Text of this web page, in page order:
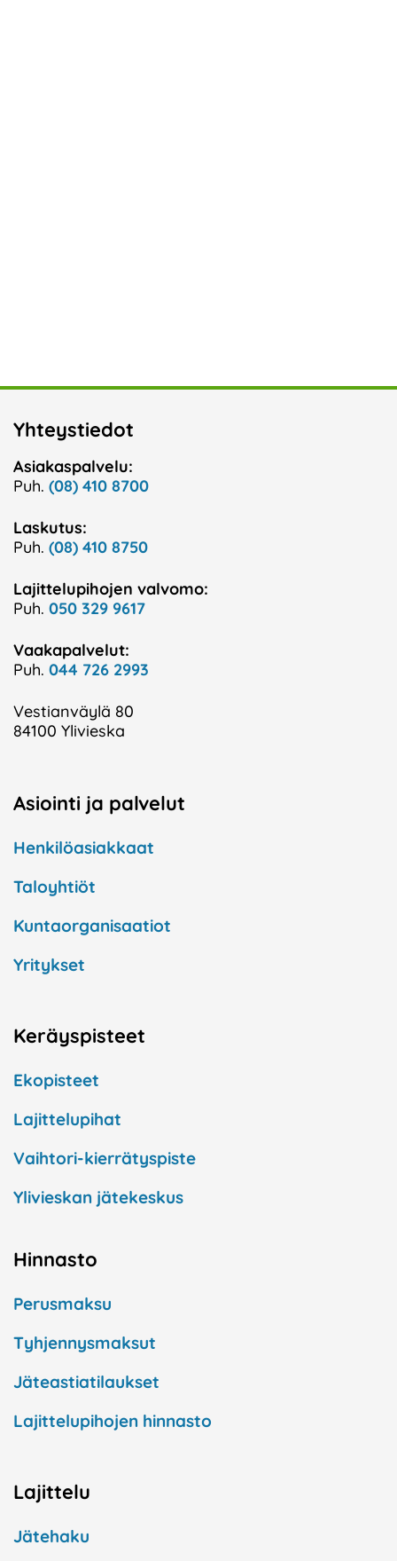
Yhteystiedot
Asiakaspalvelu:
Puh. (08) 410 8700
Laskutus:
Puh. (08) 410 8750
Lajittelupihojen valvomo:
Puh. 050 329 9617
Vaakapalvelut:
Puh. 044 726 2993
Vestianväylä 80
84100 Ylivieska
Asiointi ja palvelut
Henkilöasiakkaat
Taloyhtiöt
Kuntaorganisaatiot
Yritykset
Keräyspisteet
Ekopisteet
Lajittelupihat
Vaihtori-kierrätyspiste
Ylivieskan jätekeskus
Hinnasto
Perusmaksu
Tyhjennysmaksut
Jäteastiatilaukset
Lajittelupihojen hinnasto
Lajittelu
Jätehaku